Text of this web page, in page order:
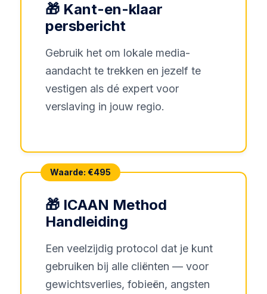
🎁 Kant-en-klaar
persbericht
Gebruik het om lokale media-
aandacht te trekken en jezelf te
vestigen als dé expert voor
verslaving in jouw regio.
Waarde: €495
🎁 ICAAN Method
Handleiding
Een veelzijdig protocol dat je kunt
gebruiken bij alle cliënten — voor
gewichtsverlies, fobieën, angsten